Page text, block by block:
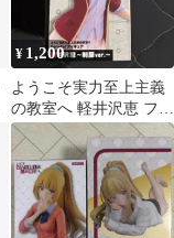
¥ 1,200
ようこそ実力至上主義
の教室へ 軽井沢恵 フィ
ギュア 制服ver.(箱無
し）